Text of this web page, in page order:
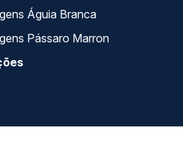
Águia Branca
Pássaro Marron